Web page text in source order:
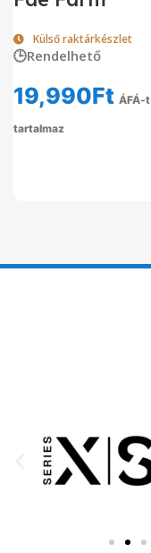
Külső raktárkészlet
🕒Rendelhető
19,990Ft ÁFÁ-t
tartalmaz